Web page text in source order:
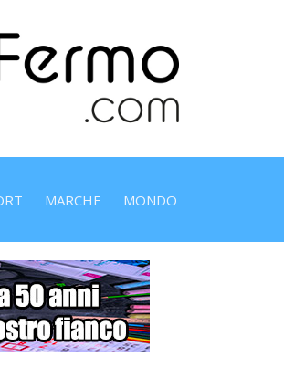
MARCHE MONDO